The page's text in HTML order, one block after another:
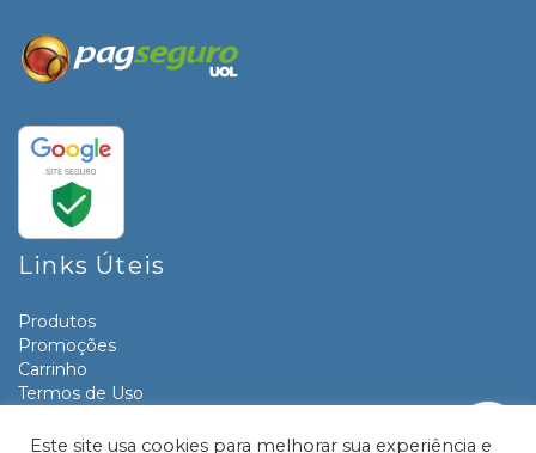
Links Úteis
Produtos
Promoções
Carrinho
Termos de Uso
Contato
Este site usa cookies para melhorar sua experiência e